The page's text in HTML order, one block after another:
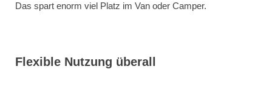
Das spart enorm viel Platz im Van oder Camper.
Flexible Nutzung überall